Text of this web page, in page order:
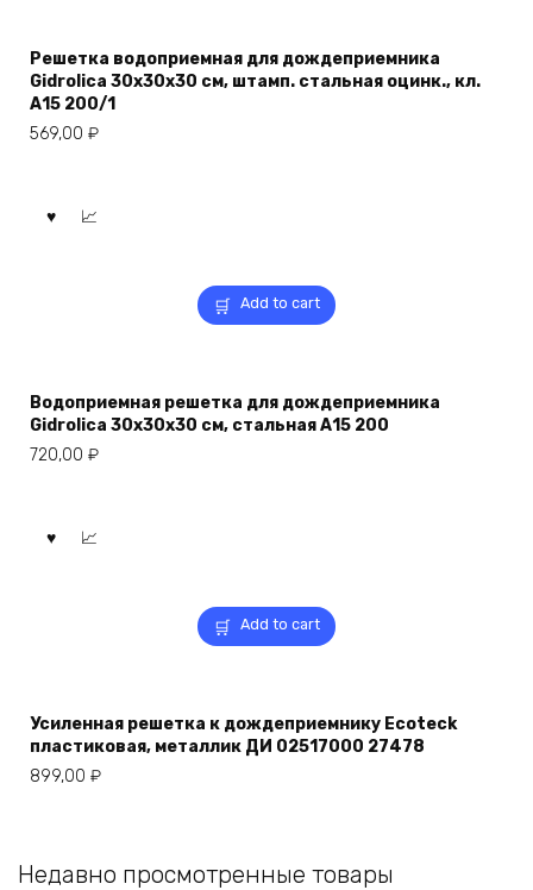
Решетка водоприемная для дождеприемника
Gidrolica 30x30x30 см, штамп. стальная оцинк., кл.
А15 200/1
569,00 ₽
Add to cart
Водоприемная решетка для дождеприемника
Gidrolica 30х30х30 см, стальная А15 200
720,00 ₽
Add to cart
Усиленная решетка к дождеприемнику Ecoteck
пластиковая, металлик ДИ 02517000 27478
899,00 ₽
Недавно просмотренные товары